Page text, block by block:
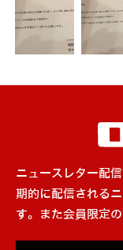
ニュースレター配
期的に配信される
す。また会員限定